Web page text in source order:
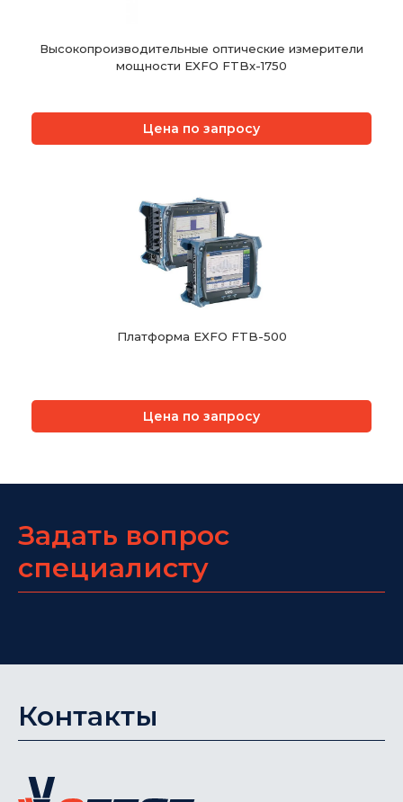
Высокопроизводительные оптические измерители
мощности EXFO FTBx-1750
Цена по запросу
Платформа EXFO FTB-500
Цена по запросу
Задать вопрос
специалисту
Контакты